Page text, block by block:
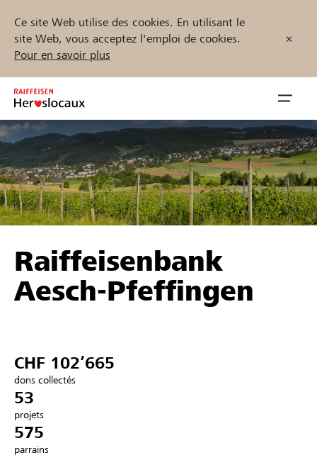
Ce site Web utilise des cookies. En utilisant le
site Web, vous acceptez l'emploi de cookies.
Pour en savoir plus
Inhalt
springen
öffnen
Parrainer
Soutien & assistance
Se connecter
Trouvez des projets et des organisations
Démarrez maintenant
Raiffeisenbank
Aesch-Pfeffingen
CHF 102’665
dons collectés
53
projets
575
parrains